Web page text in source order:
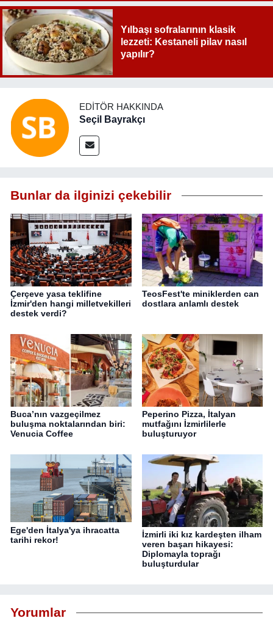
Yılbaşı sofralarının klasik
lezzeti: Kestaneli pilav nasıl
yapılır?
EDITÖR HAKKINDA
Seçil Bayrakçı
Bunlar da ilginizi çekebilir
Çerçeve yasa teklifine
İzmir'den hangi milletvekilleri
destek verdi?
TeosFest'te miniklerden can
dostlara anlamlı destek
Buca’nın vazgeçilmez
buluşma noktalarından biri:
Venucia Coffee
Peperino Pizza, İtalyan
mutfağını İzmirlilerle
buluşturuyor
Ege'den İtalya'ya ihracatta
tarihi rekor!
İzmirli iki kız kardeşten ilham
veren başarı hikayesi:
Diplomayla toprağı
buluşturdular
Yorumlar